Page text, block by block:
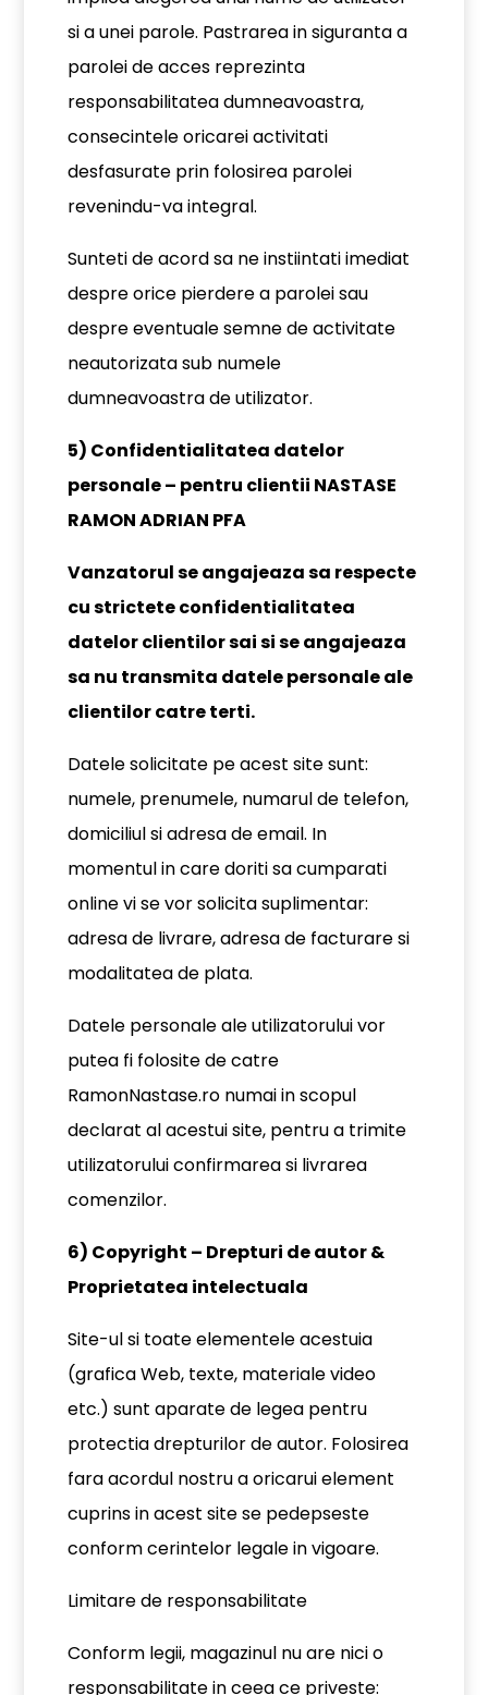
si a unei parole. Pastrarea in siguranta a
parolei de acces reprezinta
responsabilitatea dumneavoastra,
consecintele oricarei activitati
desfasurate prin folosirea parolei
revenindu-va integral.
Sunteti de acord sa ne instiintati imediat
despre orice pierdere a parolei sau
despre eventuale semne de activitate
neautorizata sub numele
dumneavoastra de utilizator.
5) Confidentialitatea datelor
personale – pentru clientii NASTASE
RAMON ADRIAN PFA
Vanzatorul se angajeaza sa respecte
cu strictete confidentialitatea
datelor clientilor sai si se angajeaza
sa nu transmita datele personale ale
clientilor catre terti.
Datele solicitate pe acest site sunt:
numele, prenumele, numarul de telefon,
domiciliul si adresa de email. In
momentul in care doriti sa cumparati
online vi se vor solicita suplimentar:
adresa de livrare, adresa de facturare si
modalitatea de plata.
Datele personale ale utilizatorului vor
putea fi folosite de catre
RamonNastase.ro numai in scopul
declarat al acestui site, pentru a trimite
utilizatorului confirmarea si livrarea
comenzilor.
6) Copyright – Drepturi de autor &
Proprietatea intelectuala
Site-ul si toate elementele acestuia
(grafica Web, texte, materiale video
etc.) sunt aparate de legea pentru
protectia drepturilor de autor. Folosirea
fara acordul nostru a oricarui element
cuprins in acest site se pedepseste
conform cerintelor legale in vigoare.
Limitare de responsabilitate
Conform legii, magazinul nu are nici o
responsabilitate in ceea ce priveste: